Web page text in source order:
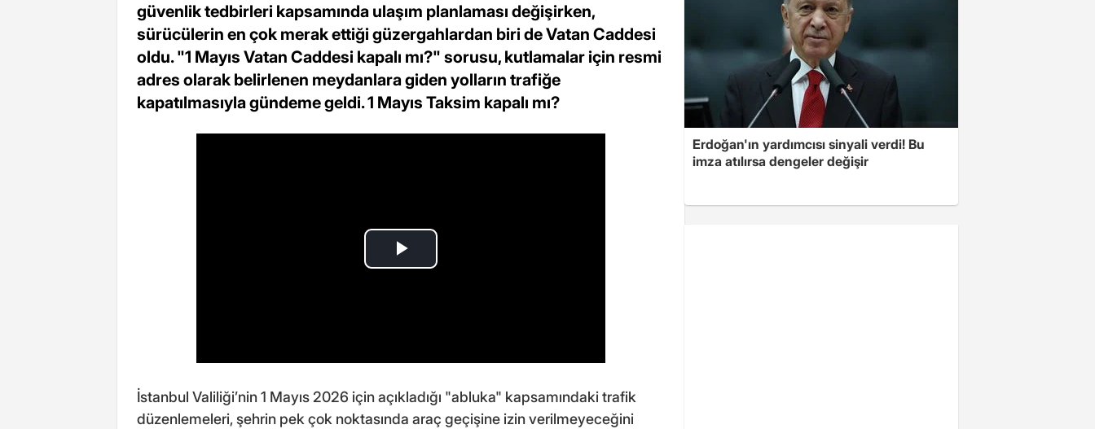
güvenlik tedbirleri kapsamında ulaşım planlaması değişirken,
sürücülerin en çok merak ettiği güzergahlardan biri de Vatan Caddesi
oldu. "1 Mayıs Vatan Caddesi kapalı mı?" sorusu, kutlamalar için resmi
adres olarak belirlenen meydanlara giden yolların trafiğe
kapatılmasıyla gündeme geldi. 1 Mayıs Taksim kapalı mı?
İstanbul Valiliği’nin 1 Mayıs 2026 için açıkladığı "abluka" kapsamındaki trafik
düzenlemeleri, şehrin pek çok noktasında araç geçişine izin verilmeyeceğini
Erdoğan'ın yardımcısı sinyali verdi! Bu
imza atılırsa dengeler değişir